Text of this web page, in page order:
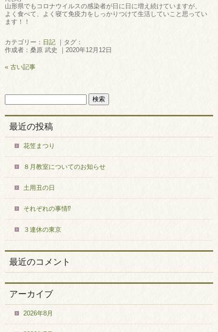
山形県でもコロナウイルスの感染者が日に日に増え続けていますが、
よく食べて、よく寝て免疫力をしっかりつけて生活していこと思ってい
ます！！
カテゴリー： 日記 ｜タグ：
作成者：桑原 武史 ｜2020年12月12日
« 古い記事
最近の投稿
花笠まつり
８月教室についてのお知らせ
土用丑の日
それぞれの事情⁉
３連休の東京
最近のコメント
アーカイブ
2026年8月